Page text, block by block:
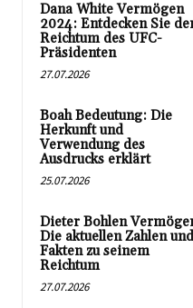
Dana White Vermögen
2024: Entdecken Sie
Reichtum des UFC-
Präsidenten
27.07.2026
Boah Bedeutung: Die
Herkunft und
Verwendung des
Ausdrucks erklärt
25.07.2026
Dieter Bohlen
Die aktuellen Zahlen und
Fakten zu seinem
Reichtum
27.07.2026